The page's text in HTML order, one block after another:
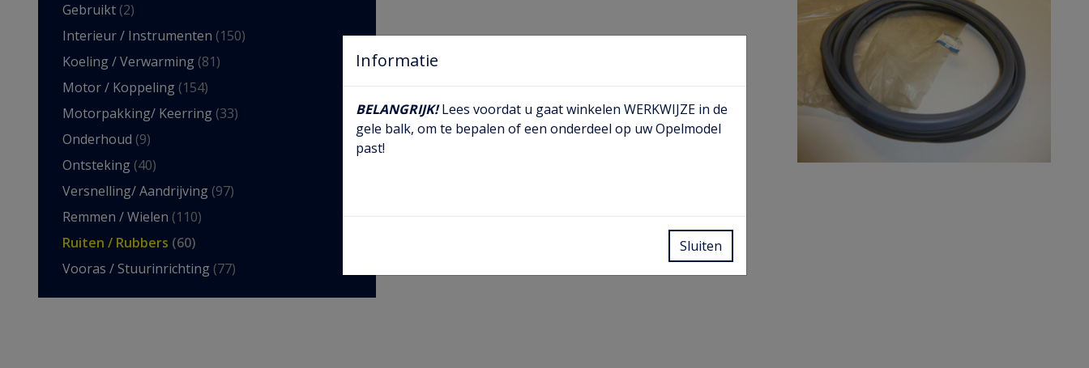
Gebruikt (2)
Interieur / Instrumenten (150)
Koeling / Verwarming (81)
Motor / Koppeling (154)
Motorpakking/ Keerring (33)
Onderhoud (9)
Ontsteking (40)
Versnelling/ Aandrijving (97)
Remmen / Wielen (110)
Ruiten / Rubbers (60)
Vooras / Stuurinrichting (77)
Informatie
BELANGRIJK!Lees voordat u gaat winkelen WERKWIJZE in de
gele balk, om te bepalen of een onderdeel op uw Opelmodel
past!
Sluiten